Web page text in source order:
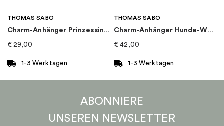
THOMAS SABO
Charm-Anhänger Prinzessin Krone
€ 29,00
1-3 Werktagen
THOMAS SABO
Charm-Anhänger Hunde-Welpe
€ 42,00
1-3 Werktagen
ABONNIERE
UNSEREN NEWSLETTER